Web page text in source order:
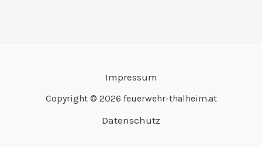
Impressum
Copyright © 2026 feuerwehr-thalheim.at
Datenschutz